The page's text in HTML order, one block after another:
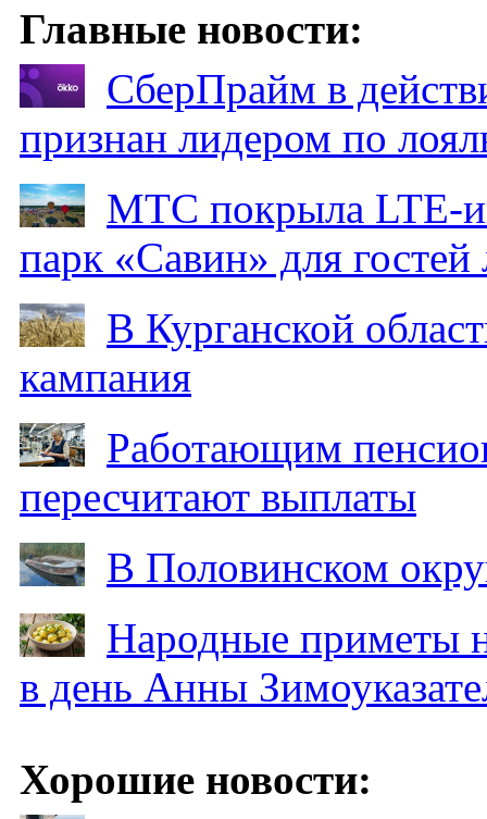
Главные новости:
СберПрайм в
признан лидером по
МТС покрыла LTE-
парк «Савин» для гостей
В Курганской
кампания
Работающим
пересчитают выплаты
В Половинском
Народные приметы
в день Анны
Хорошие новости: